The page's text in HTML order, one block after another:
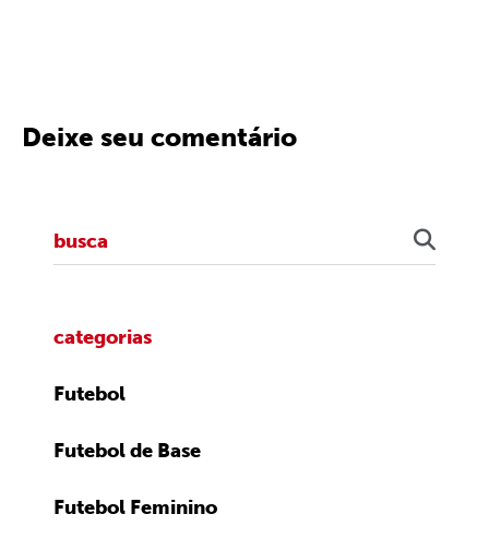
Deixe seu comentário
categorias
Futebol
Futebol de Base
Futebol Feminino